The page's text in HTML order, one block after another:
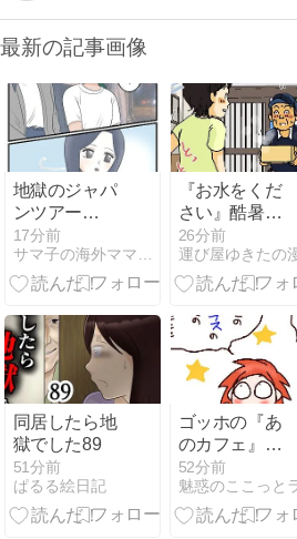
最新の記事画像
地獄のジャパ
ンツアー
【37】
17分前
サマ子の海外ママじゃーなる
『お水をくだ
さい』酷暑の
中水を求めた
配達員の悲劇
26分前
同居したら地
獄でした89
51分前
ぱるる絵日記
ゴッホの『あ
のカフェ』驚
愕の事実① ま
さかの売り上
げ隠し・不正
52分前